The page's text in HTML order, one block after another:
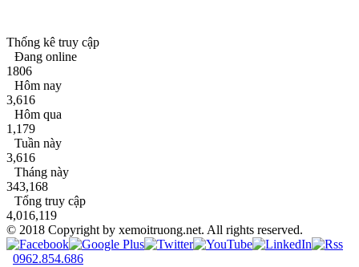
Thống kê truy cập
Đang online
1806
Hôm nay
3,616
Hôm qua
1,179
Tuần này
3,616
Tháng này
343,168
Tổng truy cập
4,016,119
© 2018 Copyright by xemoitruong.net. All rights reserved.
0962.854.686